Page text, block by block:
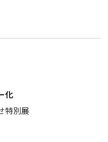
化
特別展